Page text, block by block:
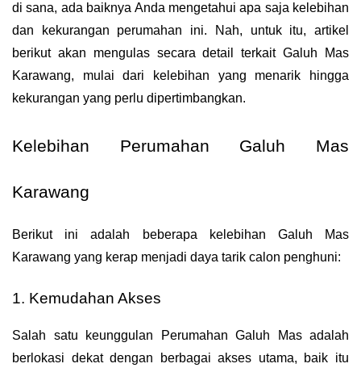
di sana, ada baiknya Anda mengetahui apa saja kelebihan
dan kekurangan perumahan ini. Nah, untuk itu, artikel
berikut akan mengulas secara detail terkait Galuh Mas
Karawang, mulai dari kelebihan yang menarik hingga
kekurangan yang perlu dipertimbangkan.
Kelebihan Perumahan Galuh Mas
Karawang
Berikut ini adalah beberapa kelebihan Galuh Mas
Karawang yang kerap menjadi daya tarik calon penghuni:
1. Kemudahan Akses
Salah satu keunggulan Perumahan Galuh Mas adalah
berlokasi dekat dengan berbagai akses utama, baik itu